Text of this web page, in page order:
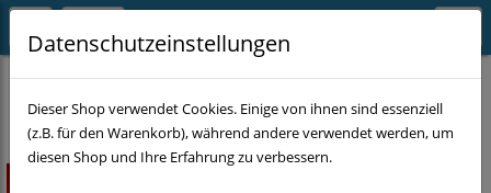
EINZELSTÜCKE
Datenschutzeinstellungen
Dieser Shop verwendet Cookies. Einige von ihnen sind essenziell
(z.B. für den Warenkorb), während andere verwendet werden, um
diesen Shop und Ihre Erfahrung zu verbessern.